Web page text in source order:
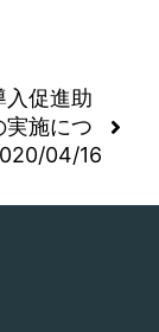
入促進助
実施につ
04/16